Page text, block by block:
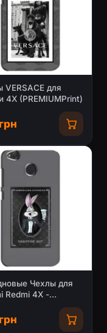
VERSACE для
4Х (PREMIUMPrint)
Чехлы для
Redmi 4X -